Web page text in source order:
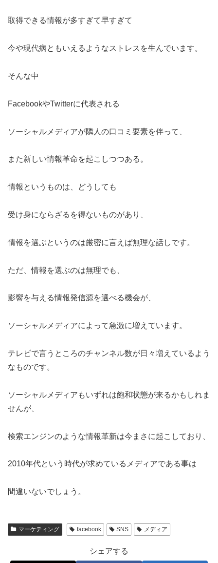
取得できる情報が多すぎて早すぎて
今や現代病ともいえるようなストレスを生んでいます。
そんな中
FacebookやTwitterに代表される
ソーシャルメディアが隣人の口コミ要素を伴って、
また新しい情報革命を起こしつつある。
情報というものは、どうしても
受け身にならざるを得ないものがあり、
情報を選ぶというのは厳密に言えば無理な話しです。
ただ、情報を選ぶのは無理でも、
影響を与える情報発信源を選べる機会が、
ソーシャルメディアによって急激に増えています。
テレビで言うところのチャンネル数が日々増えているよう
なものです。
ソーシャルメディアもいずれは飽和状態が来るかもしれま
せんが、
検索エンジンのような情報革新は今まさに起こしており、
2010年代という時代が求めているメディアである事は
間違いないでしょう。
マーケティング facebook SNS メディア
シェアする